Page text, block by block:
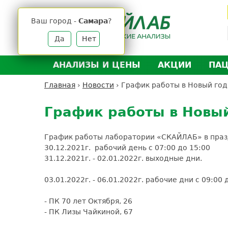
Ваш город - Самара?
Да Нет
АНАЛИЗЫ И ЦЕНЫ
Анализы и цены
Выезд на дом
Расшифровка анализов
АКЦИИ
Главная › Новости › График работы в Новый год
to
top
График работы в
График работы лаборатории «СКАЙЛАБ» в
30.12.2021г. рабочий день с 07:00 до 15:00
31.12.2021г. - 02.01.2022г. выходные дни.
03.01.2022г. - 06.01.2022г. рабочие дни с 09:00
- ПК 70 лет Октября, 26
- ПК Лизы Чайкиной, 67